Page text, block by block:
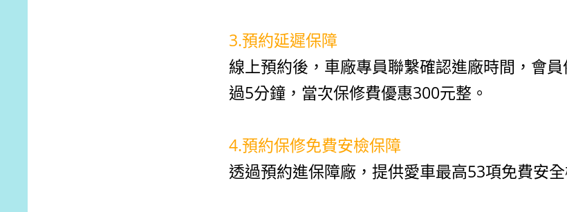
3.預約延遲保障
線上預約後，車廠專員聯繫確認進廠時間，會
過5分鐘，當次保修費優惠300元整。
4.預約保修免費安檢保障
透過預約進保障廠，提供愛車最高53項免費安